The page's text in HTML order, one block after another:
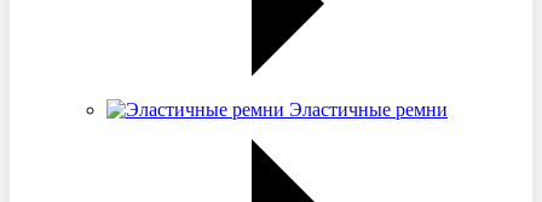
Эластичные ремни